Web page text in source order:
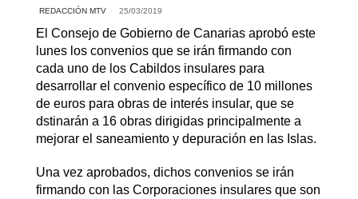
REDACCIÓN MTV 25/03/2019
El Consejo de Gobierno de Canarias aprobó este
lunes los convenios que se irán firmando con
cada uno de los Cabildos insulares para
desarrollar el convenio específico de 10 millones
de euros para obras de interés insular, que se
dstinarán a 16 obras dirigidas principalmente a
mejorar el saneamiento y depuración en las Islas.
Una vez aprobados, dichos convenios se irán
firmando con las Corporaciones insulares que son